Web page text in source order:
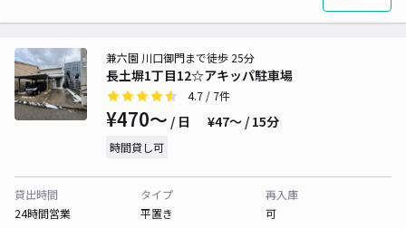
長土塀1丁目12☆アキッパ駐車場
兼六園 川口御門まで徒歩 25分
4.7 / 7件
¥470〜 / 日 ¥47〜 / 15分
時間貸し可
貸出時間
24時間営業
タイプ
平置き
再入庫
可